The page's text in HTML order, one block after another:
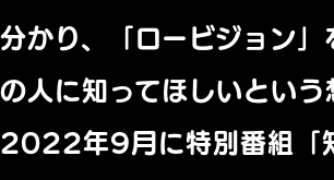
分かり、「ロービジョン」
の人に知ってほしいという
2022年9月に特別番組「